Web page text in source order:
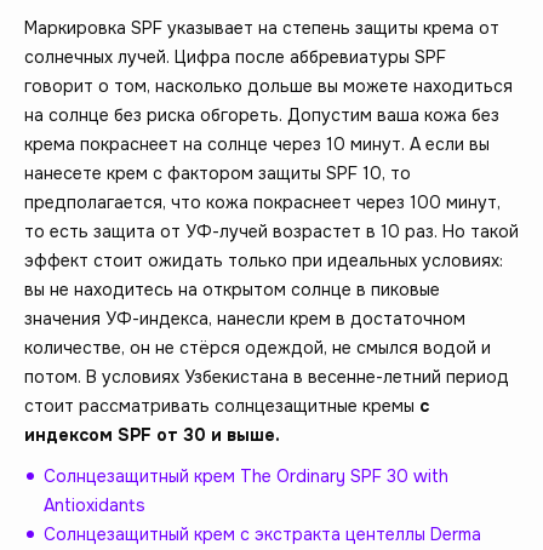
Маркировка SPF указывает на степень защиты крема от
солнечных лучей. Цифра после аббревиатуры SPF
говорит о том, насколько дольше вы можете находиться
на солнце без риска обгореть. Допустим ваша кожа без
крема покраснеет на солнце через 10 минут. А если вы
нанесете крем с фактором защиты SPF 10, то
предполагается, что кожа покраснеет через 100 минут,
то есть защита от УФ-лучей возрастет в 10 раз. Но такой
эффект стоит ожидать только при идеальных условиях:
вы не находитесь на открытом солнце в пиковые
значения УФ-индекса, нанесли крем в достаточном
количестве, он не стёрся одеждой, не смылся водой и
потом. В условиях Узбекистана в весенне-летний период
стоит рассматривать солнцезащитные кремы с
индексом SPF от 30 и выше.
Солнцезащитный крем The Ordinary SPF 30 with
Antioxidants
Солнцезащитный крем с экстракта центеллы Derma